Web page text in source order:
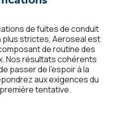
de fuites de conduit
plus strictes, Aeroseal est
de routine des
Nos résultats cohérents
passer de l’espoir à la
aux exigences du
tentative.